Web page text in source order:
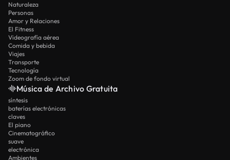
Naturaleza
Personas
Amor y Relaciones
El Fitness
Videografía aérea
Comida y bebida
Viajes
Transporte
Tecnología
Zoom de fondo virtual
Música de Archivo Gratuita
síntesis
baterías electrónicas
claves
El piano
Cinematográfico
suave
electrónica
Ambientes